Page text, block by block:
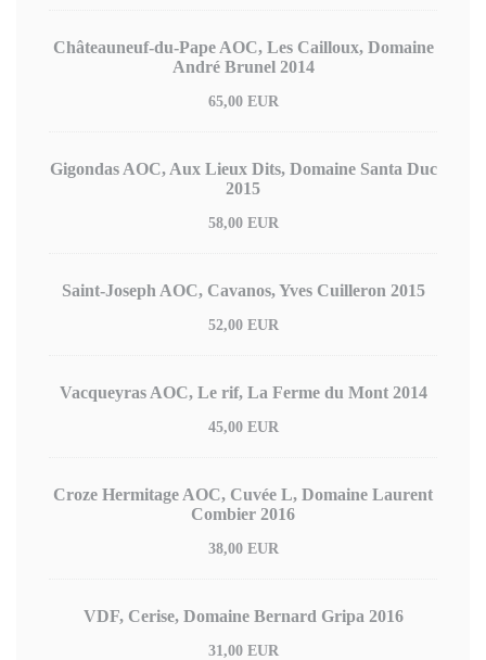
Châteauneuf-du-Pape AOC, Les Cailloux, Domaine
André Brunel 2014
65,00 EUR
Gigondas AOC, Aux Lieux Dits, Domaine Santa Duc
2015
58,00 EUR
Saint-Joseph AOC, Cavanos, Yves Cuilleron 2015
52,00 EUR
Vacqueyras AOC, Le rif, La Ferme du Mont 2014
45,00 EUR
Croze Hermitage AOC, Cuvée L, Domaine Laurent
Combier 2016
38,00 EUR
VDF, Cerise, Domaine Bernard Gripa 2016
31,00 EUR